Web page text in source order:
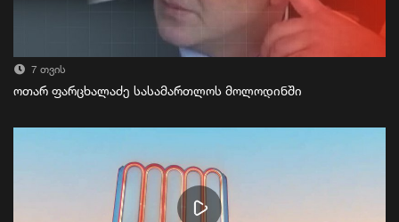
7 თვის
ოთარ ფარცხალაძე სასამართლოს მოლოდინში